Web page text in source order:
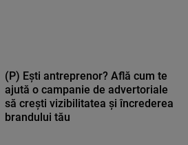
(P) Ești antreprenor? Află cum te
ajută o campanie de advertoriale
să crești vizibilitatea și încrederea
brandului tău